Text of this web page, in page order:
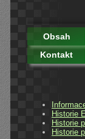
Obsah
Kontakt
Historie
Historie
Historie